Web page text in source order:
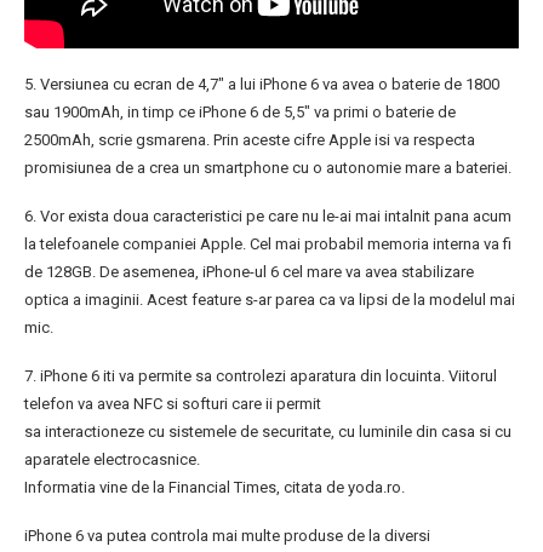
5. Versiunea cu ecran de 4,7″ a lui iPhone 6 va avea o baterie de 1800
sau 1900mAh, in timp ce iPhone 6 de 5,5″ va primi o baterie de
2500mAh, scrie gsmarena. Prin aceste cifre Apple isi va respecta
promisiunea de a crea un smartphone cu o autonomie mare a bateriei.
6. Vor exista doua caracteristici pe care nu le-ai mai intalnit pana acum
la telefoanele companiei Apple. Cel mai probabil memoria interna va fi
de 128GB. De asemenea, iPhone-ul 6 cel mare va avea stabilizare
optica a imaginii. Acest feature s-ar parea ca va lipsi de la modelul mai
mic.
7. iPhone 6 iti va permite sa controlezi aparatura din locuinta. Viitorul
telefon va avea NFC si softuri care ii permit
sa interactioneze cu sistemele de securitate, cu luminile din casa si cu
aparatele electrocasnice.
Informatia vine de la Financial Times, citata de yoda.ro.
iPhone 6 va putea controla mai multe produse de la diversi